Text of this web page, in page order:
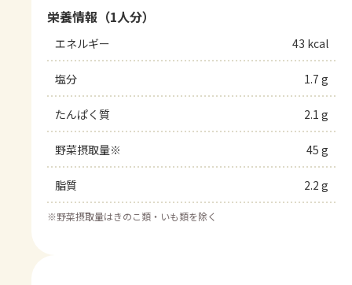
栄養情報（1人分）
エネルギー 43 kcal
塩分 1.7 g
たんぱく質 2.1 g
野菜摂取量※ 45 g
脂質 2.2 g
※野菜摂取量はきのこ類・いも類を除く